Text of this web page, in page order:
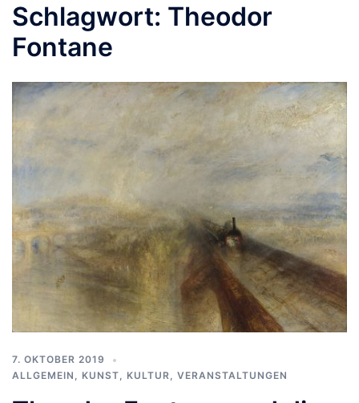
Schlagwort: Theodor
Fontane
7. OKTOBER 2019
ALLGEMEIN , KUNST, KULTUR, VERANSTALTUNGEN